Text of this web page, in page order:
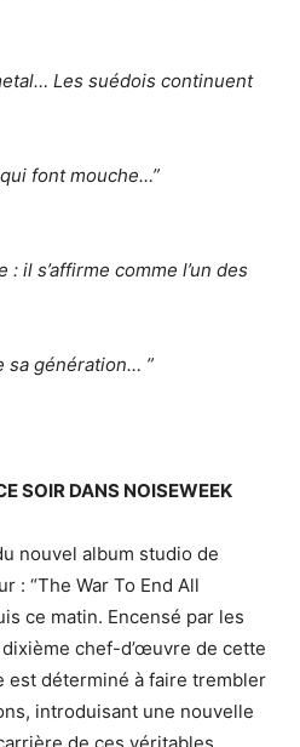
Les suédois continuent
font mouche…”
il s’affirme comme l’un des
sa génération… ”
SOIR DANS NOISEWEEK
nouvel album studio de
: “The War To End All
ce matin. Encensé par les
chef-d’œuvre de cette
est déterminé à faire trembler
introduisant une nouvelle